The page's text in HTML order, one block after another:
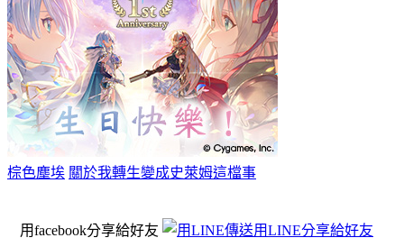
棕色塵埃 關於我轉生變成史萊姆這檔事
用facebook分享給好友 用LINE分享給好友